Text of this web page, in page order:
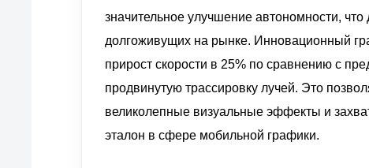
значительное улучшение автономности,
долгоживущих на рынке. Инновационный
прирост скорости в 25% по сравнению с
продвинутую трассировку лучей. Это
великолепные визуальные эффекты и
эталон в сфере мобильной графики.